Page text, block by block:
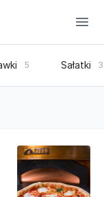
5 Sałatki 3